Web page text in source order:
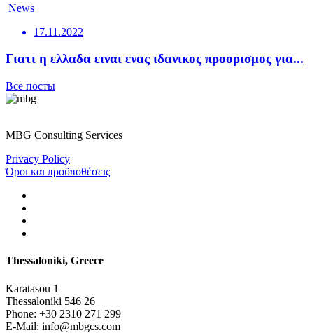
News
17.11.2022
Γιατι η ελλαδα ειναι ενας ιδανικος προορισμος για...
Все посты
MBG Consulting Services
Privacy Policy
Όροι και προϋποθέσεις
Thessaloniki, Greece
Karatasou 1
Thessaloniki 546 26
Phone: +30 2310 271 299
E-Mail: info@mbgcs.com